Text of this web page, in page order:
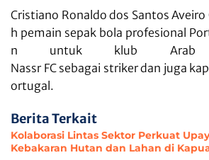
Cristiano Ronaldo dos Santos Aveiro
h pemain sepak bola profesional
n
untuk klub Arab
Nassr FC sebagai strikerdan juga
ortugal.
Berita Terkait
Kolaborasi Lintas Sektor Perkuat
Kebakaran Hutan dan Lahan di